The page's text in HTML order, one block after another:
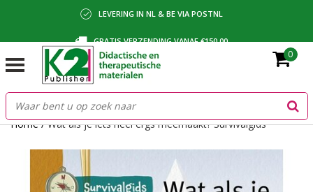
LEVERING IN NL & BE VIA POSTNL
GRATIS VERZENDING VANAF €150,00
BETALING VIA IDEAL, BANCONTACT OF FACTUUR
0
Home/Wat als je iets heel ergs meemaakt? Survivalgids